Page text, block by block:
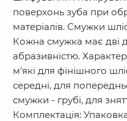
поверхонь зуба при
матеріалів. Смужки
Кожна смужка має дві
абразивністю.
м'які для фінішного
середні, для
смужки - грубі, для
Комплектація: